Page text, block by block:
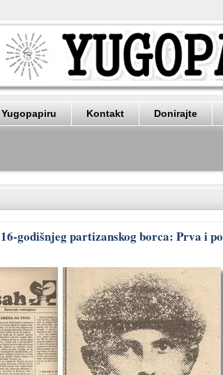
Kontakt Donirajte
godišnjeg partizanskog borca: Prva i